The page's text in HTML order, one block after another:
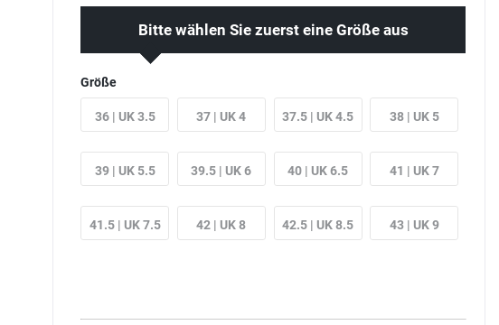
Bitte wählen Sie zuerst eine Größe aus
Größe
36 | UK 3.5 37 | UK 4 37.5 | UK 4.5 38 | UK 5
39 | UK 5.5 39.5 | UK 6 40 | UK 6.5 41 | UK 7
41.5 | UK 7.5 42 | UK 8 42.5 | UK 8.5 43 | UK 9